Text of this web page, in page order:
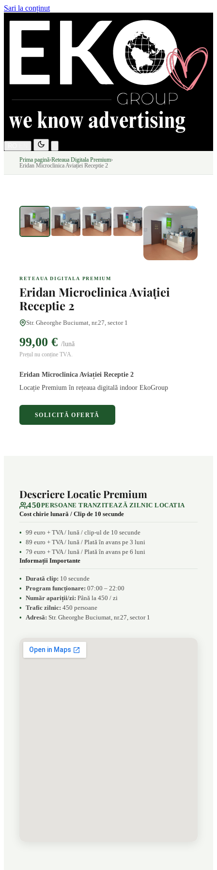
Sari la conținut
Prima pagină› Reteaua Digitala Premium›
Eridan Microclinica Aviației Receptie 2
RETEAUA DIGITALA PREMIUM
Eridan Microclinica Aviației
Receptie 2
Str. Gheorghe Buciumat, nr.27, sector 1
99,00 € /lună
Prețul nu conține TVA.
Eridan Microclinica Aviației Receptie 2
Locație Premium în rețeaua digitală indoor EkoGroup
SOLICITĂ OFERTĂ
Descriere Locatie Premium
450PERSOANE TRANZITEAZĂ ZILNIC LOCATIA
Cost chirie lunară / Clip de 10 secunde
99 euro + TVA / lună / clip-ul de 10 secunde
89 euro + TVA / lună / Plată în avans pe 3 luni
79 euro + TVA / lună / Plată în avans pe 6 luni
Informații Importante
Durată clip: 10 secunde
Program funcționare: 07:00 – 22:00
Număr apariții/zi: Până la 450 / zi
Trafic zilnic: 450 persoane
Adresă: Str. Gheorghe Buciumat, nr.27, sector 1